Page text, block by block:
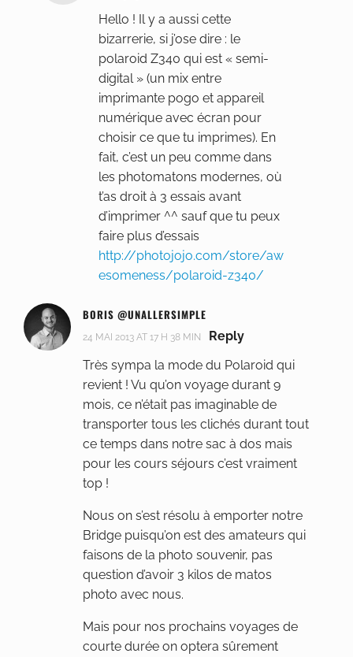
Hello ! Il y a aussi cette
bizarrerie, si j’ose dire : le
polaroid Z340 qui est « semi-
digital » (un mix entre
imprimante pogo et appareil
numérique avec écran pour
choisir ce que tu imprimes). En
fait, c’est un peu comme dans
les photomatons modernes, où
t’as droit à 3 essais avant
d’imprimer ^^ sauf que tu peux
faire plus d’essais
http://photojojo.com/store/aw
esomeness/polaroid-z340/
BORIS @UNALLERSIMPLE
24 MAI 2013 AT 17 H 38 MIN
Reply
Très sympa la mode du Polaroid qui
revient ! Vu qu’on voyage durant 9
mois, ce n’était pas imaginable de
transporter tous les clichés durant tout
ce temps dans notre sac à dos mais
pour les cours séjours c’est vraiment
top !
Nous on s’est résolu à emporter notre
Bridge puisqu’on est des amateurs qui
faisons de la photo souvenir, pas
question d’avoir 3 kilos de matos
photo avec nous.
Mais pour nos prochains voyages de
courte durée on optera sûrement